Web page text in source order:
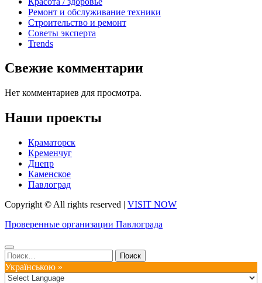
Ремонт и обслуживание техники
Строительство и ремонт
Советы эксперта
Trends
Свежие комментарии
Нет комментариев для просмотра.
Наши проекты
Краматорск
Кременчуг
Днепр
Каменское
Павлоград
Copyright © All rights reserved | VISIT NOW
Проверенные организации Павлограда
Найти:
Українською »